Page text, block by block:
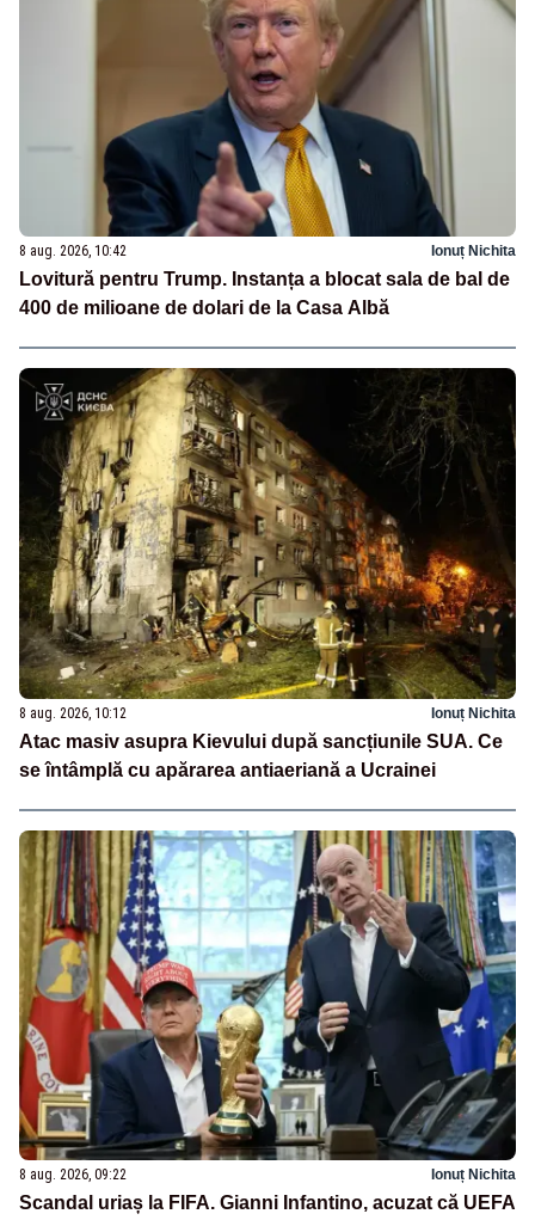
8 aug. 2026, 10:42 Ionuț Nichita
Lovitură pentru Trump. Instanța a blocat sala de bal de
400 de milioane de dolari de la Casa Albă
8 aug. 2026, 10:12 Ionuț Nichita
Atac masiv asupra Kievului după sancțiunile SUA. Ce
se întâmplă cu apărarea antiaeriană a Ucrainei
8 aug. 2026, 09:22 Ionuț Nichita
Scandal uriaș la FIFA. Gianni Infantino, acuzat că UEFA